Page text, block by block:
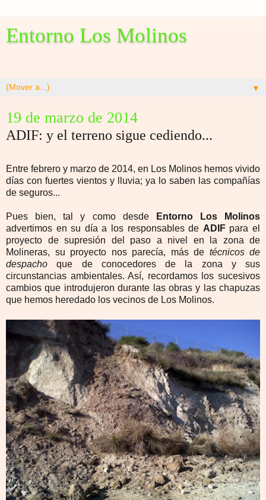
Entorno Los Molinos
▼
19 de marzo de 2014
ADIF: y el terreno sigue cediendo...
Entre febrero y marzo de 2014, en Los Molinos hemos vivido
días con fuertes vientos y lluvia; ya lo saben las compañías
de seguros...
Pues bien, tal y como desde
Entorno Los Molinos
advertimos en su día a los responsables de ADIFpara el
proyecto de supresión del paso a nivel en la zona de
Molineras, su proyecto nos parecía, más de técnicos de
despacho que de conocedores de la zona y sus
circunstancias ambientales. Así, recordamos los sucesivos
cambios que introdujeron durante las obras y las chapuzas
que hemos heredado los vecinos de Los Molinos.